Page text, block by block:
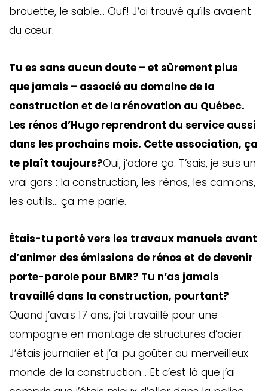
brouette, le sable… Ouf! J’ai trouvé qu’ils avaient
du cœur.
Tu es sans aucun doute – et sûrement plus
que jamais – associé au domaine de la
construction et de la rénovation au Québec.
Les rénos d’Hugo reprendront du service aussi
dans les prochains mois. Cette association, ça
te plaît toujours?Oui, j’adore ça. T’sais, je suis un
vrai gars : la construction, les rénos, les camions,
les outils… ça me parle.
Étais-tu porté vers les travaux manuels avant
d’animer des émissions de rénos et de devenir
porte-parole pour BMR? Tu n’as jamais
travaillé dans la construction, pourtant?
Quand j’avais 17 ans, j’ai travaillé pour une
compagnie en montage de structures d’acier.
J’étais journalier et j’ai pu goûter au merveilleux
monde de la construction… Et c’est là que j’ai